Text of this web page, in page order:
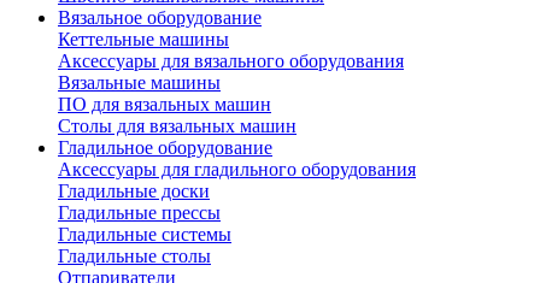
Вязальное оборудование
Кеттельные машины
Аксессуары для вязального оборудования
Вязальные машины
ПО для вязальных машин
Столы для вязальных машин
Гладильное оборудование
Аксессуары для гладильного оборудования
Гладильные доски
Гладильные прессы
Гладильные системы
Гладильные столы
Отпариватели